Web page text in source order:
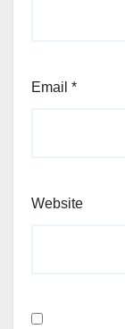
Email *
Website